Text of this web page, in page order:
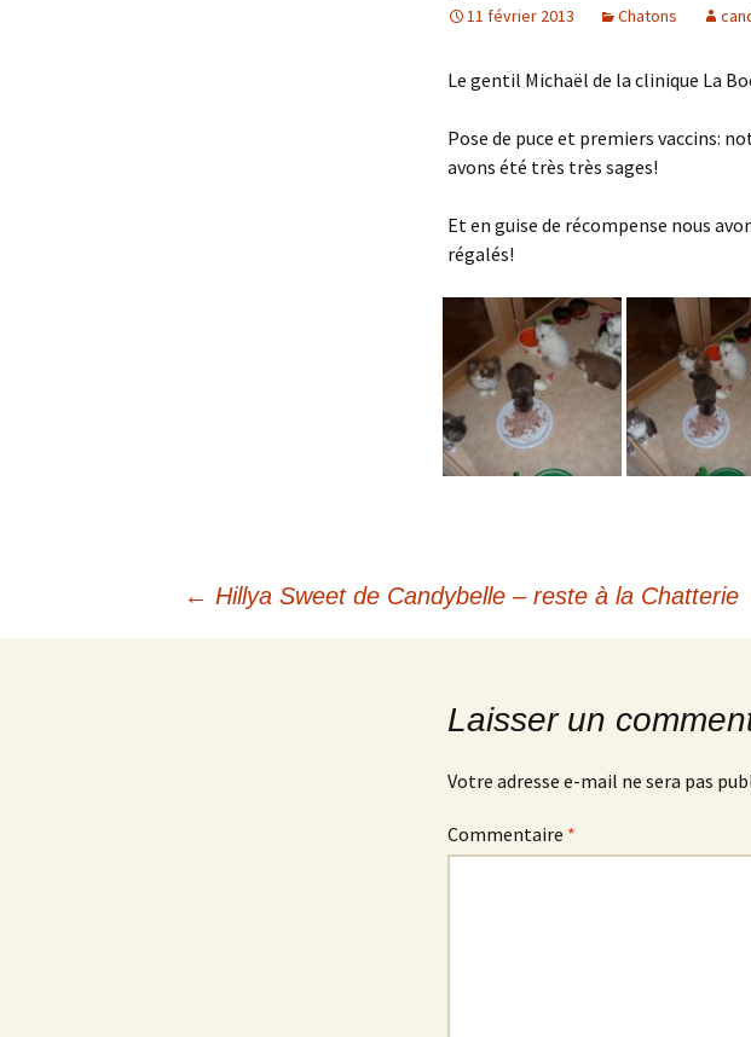
11 février 2013 Chatons
Le gentil Michaël de la clinique La
Pose de puce et premiers vaccins:
avons été très très sages!
Et en guise de récompense nous
régalés!
Navigation
← Hillya Sweet de Candybelle – reste à la Chatterie
Laisser un
Votre adresse e-mail ne sera pas
Commentaire *